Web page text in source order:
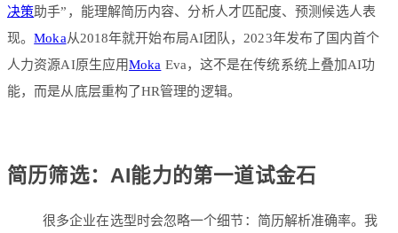
决策助手”，能理解简历内容、分析人才匹配度、预测候选人表
现。Moka从2018年就开始布局AI团队，2023年发布了国内首个
人力资源AI原生应用Moka Eva，这不是在传统系统上叠加AI功
能，而是从底层重构了HR管理的逻辑。
简历筛选：AI能力的第一道试金石
很多企业在选型时会忽略一个细节：简历解析准确率。我